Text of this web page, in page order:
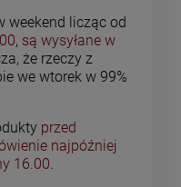
weekend licząc od
, są wysyłane w
że rzeczy z
we wtorek w 99%
przed
najpóźniej
16.00.